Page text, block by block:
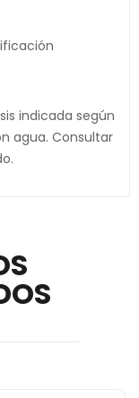
indicada según
agua. Consultar